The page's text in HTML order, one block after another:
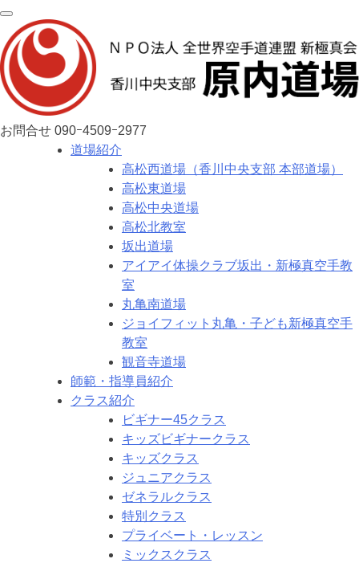
お問合せ 090ｰ4509ｰ2977
道場紹介
高松西道場（香川中央支部 本部道場）
高松東道場
高松中央道場
高松北教室
坂出道場
アイアイ体操クラブ坂出・新極真空手教
室
丸亀南道場
ジョイフィット丸亀・子ども新極真空手
教室
観音寺道場
師範・指導員紹介
クラス紹介
ビギナー45クラス
キッズビギナークラス
キッズクラス
ジュニアクラス
ゼネラルクラス
特別クラス
プライベート・レッスン
ミックスクラス